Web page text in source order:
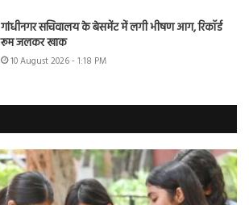
गांधीनगर सचिवालय के बेसमेंट में लगी भीषण आग, रिकॉर्ड
रूम जलकर खाक
10 August 2026 - 1:18 PM